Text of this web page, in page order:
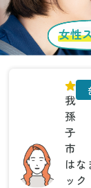
女性
我
孫
子
市
はな
ック